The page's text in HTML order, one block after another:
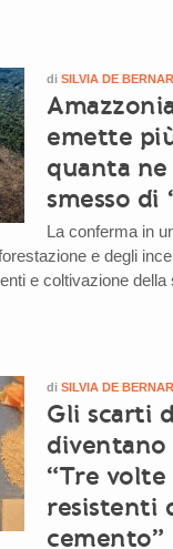
di SILVIA DE
emette
quanta ne
smesso di
La conferma in
e degli
e coltivazione della
di SILVIA DE
Gli scarti
diventano
“Tre
resistenti
cemento”